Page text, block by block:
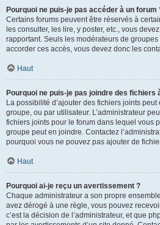
Pourquoi ne puis-je pas accéder à un forum
Certains forums peuvent être réservés à
les consulter, les lire, y poster, etc., vous
rapportant. Seuls les modérateurs de
accorder ces accès, vous devez donc les
Haut
Pourquoi ne puis-je pas joindre des fichiers
La possibilité d’ajouter des fichiers joints
groupe, ou par utilisateur. L’administrateur
fichiers joints pour le forum dans lequel vous
groupe peut en joindre. Contactez
pourquoi vous ne pouvez pas ajouter de
Haut
Pourquoi ai-je reçu un avertissement ?
Chaque administrateur a son propre
avez dérogé à une règle, vous pouvez
c’est la décision de l’administrateur, et que